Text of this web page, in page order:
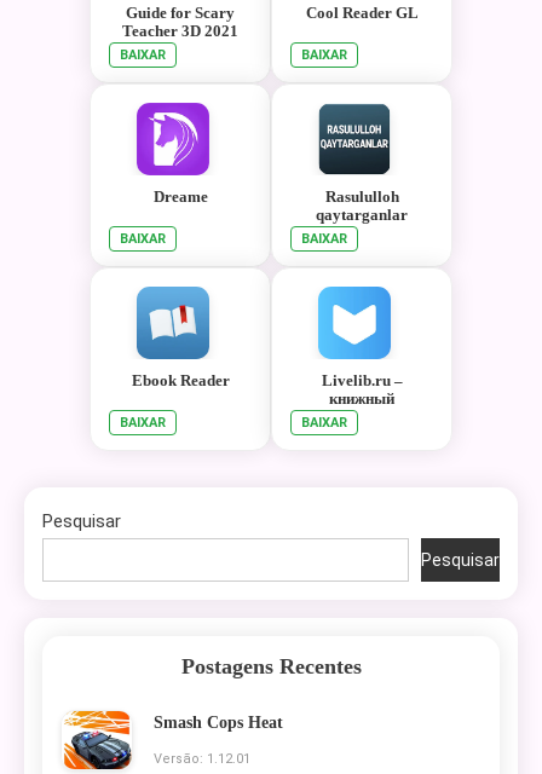
Guide for Scary
Teacher 3D 2021
BAIXAR
Cool Reader GL
BAIXAR
Dreame
BAIXAR
Rasululloh
qaytarganlar
BAIXAR
Ebook Reader
BAIXAR
Livelib.ru –
книжный
рекомендательный
сервис
BAIXAR
Pesquisar
Pesquisar
Postagens Recentes
Smash Cops Heat
Versão: 1.12.01